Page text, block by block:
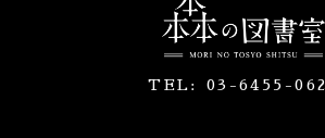
TEL: 03-6455-